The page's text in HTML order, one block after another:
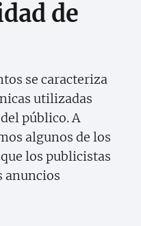
de
se caracteriza
utilizadas
público. A
algunos de los
los publicistas
anuncios